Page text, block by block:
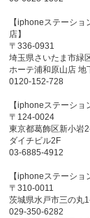
【iphoneステーシ
店】
〒336-0931
埼玉県さいたま市緑
ホーテ浦和原山店 地
0120-152-728
【iphoneステーショ
〒124-0024
東京都葛飾区新小岩
ダイチビル2F
03-6885-4912
【iphoneステーショ
〒310-0011
茨城県水戸市三の
029-350-6282